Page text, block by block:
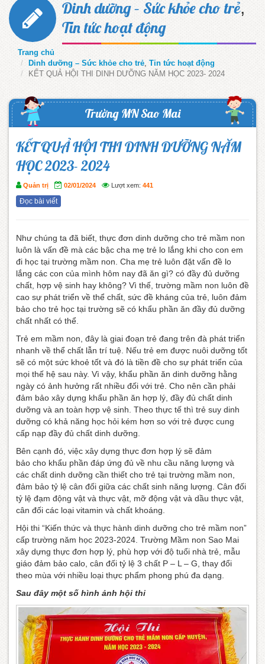
Dinh dưỡng – Sức khỏe cho trẻ,
Tin tức hoạt động
Trang chủ
Dinh dưỡng – Sức khỏe cho trẻ Tin tức hoạt động
KẾT QUẢ HỘI THI DINH DƯỠNG NĂM HỌC 2023- 2024
Trường MN Sao Mai
KẾT QUẢ HỘI THI DINH DƯỠNG NĂM
HỌC 2023- 2024
Quản trị 02/01/2024 Lượt xem: 441
Đọc bài viết
Như chúng ta đã biết, thực đơn dinh dưỡng cho trẻ mầm non
luôn là vấn đề mà các bậc cha mẹ trẻ lo lắng khi cho con em
đi học tại trường mầm non. Cha mẹ trẻ luôn đặt vấn đề lo
lắng các con của mình hôm nay đã ăn gì? có đầy đủ dưỡng
chất, hợp vệ sinh hay không? Vì thế, trường mầm non luôn đề
cao sự phát triển về thể chất, sức đề kháng của trẻ, luôn đảm
bảo cho trẻ học tại trường sẽ có khẩu phần ăn đầy đủ dưỡng
chất nhất có thể.
Trẻ em mầm non, đây là giai đoạn trẻ đang trên đà phát triển
nhanh về thể chất lẫn trí tuệ. Nếu trẻ em được nuôi dưỡng tốt
sẽ có một sức khoẻ tốt và đó là tiền đề cho sự phát triển của
mọi thế hệ sau này. Vì vậy, khẩu phần ăn dinh dưỡng hằng
ngày có ảnh hưởng rất nhiều đối với trẻ. Cho nên cần phải
đảm bảo xây dựng khẩu phần ăn hợp lý, đầy đủ chất dinh
dưỡng và an toàn hợp vệ sinh. Theo thực tế thì trẻ suy dinh
dưỡng có khả năng học hỏi kém hơn so với trẻ được cung
cấp nạp đầy đủ chất dinh dưỡng.
Bên cạnh đó, việc xây dựng thực đơn hợp lý sẽ đảm
bảo cho khẩu phần đáp ứng đủ về nhu cầu năng lượng và
các chất dinh dưỡng cần thiết cho trẻ tại trường mầm non,
đảm bảo tỷ lệ cân đối giữa các chất sinh năng lượng. Cân đối
tỷ lệ đạm động vật và thực vật, mỡ động vật và dầu thực vật,
cân đối các loại vitamin và chất khoáng.
Hội thi “Kiến thức và thực hành dinh dưỡng cho trẻ mầm non”
cấp trường năm học 2023-2024. Trường Mầm non Sao Mai
xây dựng thực đơn hợp lý, phù hợp với độ tuổi nhà trẻ, mẫu
giáo đảm bảo calo, cân đối tỷ lệ 3 chất P – L – G, thay đổi
theo mùa với nhiều loại thực phẩm phong phú đa dạng.
Sau đây một số hình ảnh hội thi